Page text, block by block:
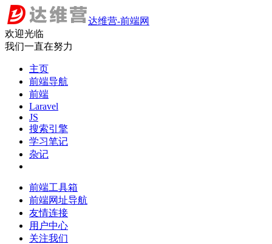
达维营-前端网
欢迎光临
我们一直在努力
主页
前端导航
前端
Laravel
JS
搜索引擎
学习笔记
杂记
前端工具箱
前端网址导航
友情连接
用户中心
关注我们